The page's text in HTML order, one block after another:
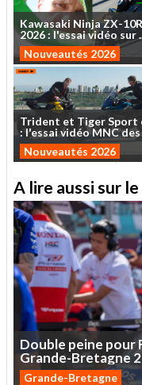
Kawasaki NinjaZX-10R
2026: l'essaividéo sur
Nouveautés 2026
Trident et TigerSport
: l'essaividéoMNCdes
Nouveautés 2026
A lire aussi sur
Double peine pour
Grande-Bretagne
Grande-Bretagne